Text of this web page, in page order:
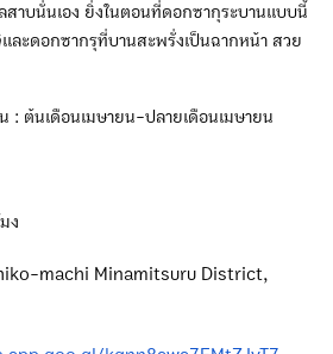
สาบนั่นเอง ยิ่งในตอนที่ดอกซากุระบานแบบนี้
และดอกซากรุที่บานสะพรั่งเป็นฉากหน้า สวย
: ต้นเดือนเมษายน-ปลายเดือนเมษายน
ง
machi Minamitsuru District,